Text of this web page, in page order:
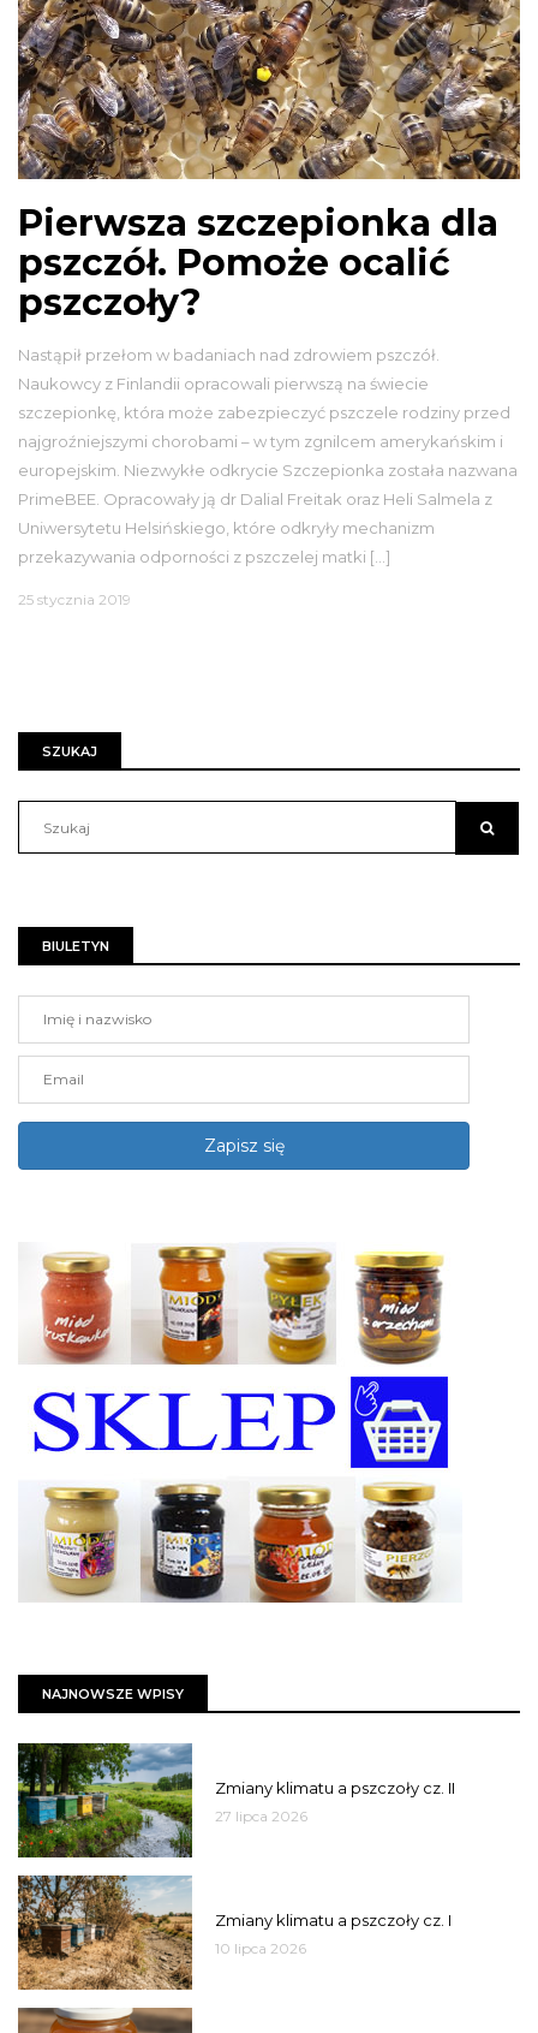
Pierwsza szczepionka dla
pszczół. Pomoże ocalić
pszczoły?
Nastąpił przełom w badaniach nad zdrowiem pszczół.
Naukowcy z Finlandii opracowali pierwszą na świecie
szczepionkę, która może zabezpieczyć pszczele rodziny przed
najgroźniejszymi chorobami – w tym zgnilcem amerykańskim i
europejskim. Niezwykłe odkrycie Szczepionka została nazwana
PrimeBEE. Opracowały ją dr Dalial Freitak oraz Heli Salmela z
Uniwersytetu Helsińskiego, które odkryły mechanizm
przekazywania odporności z pszczelej matki […]
25 stycznia 2019
SZUKAJ
BIULETYN
NAJNOWSZE WPISY
Zmiany klimatu a pszczoły cz. II
27 lipca 2026
Zmiany klimatu a pszczoły cz. I
10 lipca 2026